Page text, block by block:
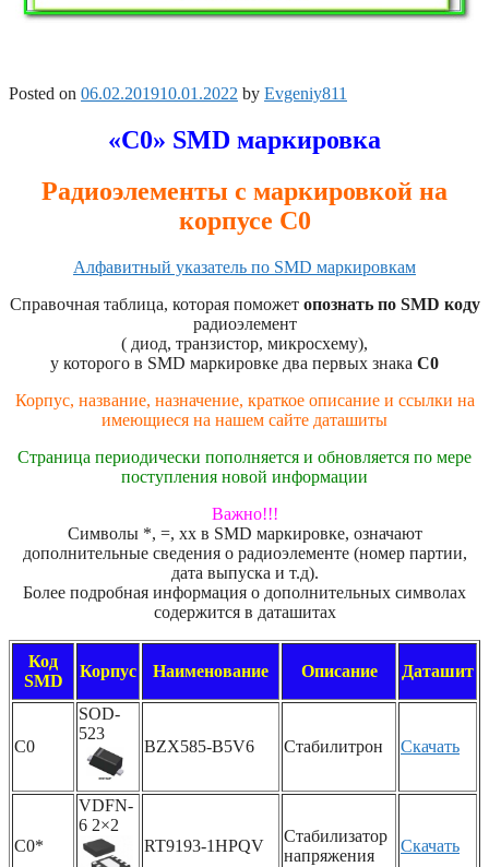
Posted on 06.02.201910.01.2022 by Evgeniy811
«С0» SMD маркировка
Радиоэлементы с маркировкой на
корпусе С0
Алфавитный указатель по SMD маркировкам
Справочная таблица, которая поможет опознать по SMD коду
радиоэлемент
( диод, транзистор, микросхему),
у которого в SMD маркировке два первых знака C0
Корпус, название, назначение, краткое описание и ссылки на
имеющиеся на нашем сайте даташиты
Страница периодически пополняется и обновляется по мере
поступления новой информации
Важно!!!
Символы *, =, xx в SMD маркировке, означают
дополнительные сведения о радиоэлементе (номер партии,
дата выпуска и т.д).
Более подробная информация о дополнительных символах
содержится в даташитах
Код
SMD
Корпус Наименование Описание Даташит
C0
SOD-
523
BZX585-B5V6 Стабилитрон Скачать
C0*
VDFN-
6 2×2
RT9193-1HPQV
Стабилизатор
напряжения
Скачать